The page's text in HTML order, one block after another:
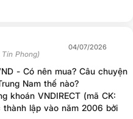
toàn cầu bị đứt gãy và chi
nề từ sự thay đổi chóng mặt
Những câu h
Phong)
04/07/2026
- Có nên mua? Câu chuyện
Nam thế nào?
khoán VNDIRECT (mã CK:
thành lập vào năm 2006 bởi